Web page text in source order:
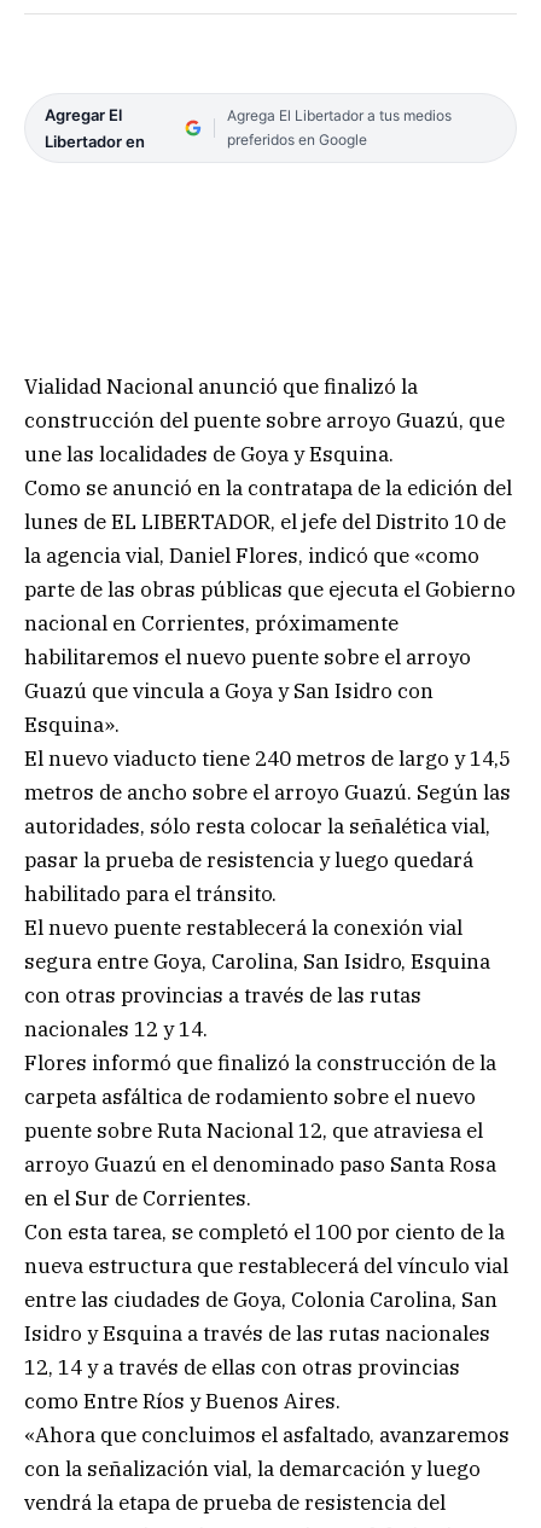
Agregar El
Libertador en
Agrega El Libertador a tus medios
preferidos en Google
Vialidad Nacional anunció que finalizó la
construcción del puente sobre arroyo Guazú, que
une las localidades de Goya y Esquina.
Como se anunció en la contratapa de la edición del
lunes de EL LIBERTADOR, el jefe del Distrito 10 de
la agencia vial, Daniel Flores, indicó que «como
parte de las obras públicas que ejecuta el Gobierno
nacional en Corrientes, próximamente
habilitaremos el nuevo puente sobre el arroyo
Guazú que vincula a Goya y San Isidro con
Esquina».
El nuevo viaducto tiene 240 metros de largo y 14,5
metros de ancho sobre el arroyo Guazú. Según las
autoridades, sólo resta colocar la señalética vial,
pasar la prueba de resistencia y luego quedará
habilitado para el tránsito.
El nuevo puente restablecerá la conexión vial
segura entre Goya, Carolina, San Isidro, Esquina
con otras provincias a través de las rutas
nacionales 12 y 14.
Flores informó que finalizó la construcción de la
carpeta asfáltica de rodamiento sobre el nuevo
puente sobre Ruta Nacional 12, que atraviesa el
arroyo Guazú en el denominado paso Santa Rosa
en el Sur de Corrientes.
Con esta tarea, se completó el 100 por ciento de la
nueva estructura que restablecerá del vínculo vial
entre las ciudades de Goya, Colonia Carolina, San
Isidro y Esquina a través de las rutas nacionales
12, 14 y a través de ellas con otras provincias
como Entre Ríos y Buenos Aires.
«Ahora que concluimos el asfaltado, avanzaremos
con la señalización vial, la demarcación y luego
vendrá la etapa de prueba de resistencia del